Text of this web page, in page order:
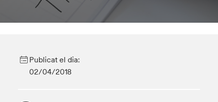
Publicat el dia:
02/04/2018